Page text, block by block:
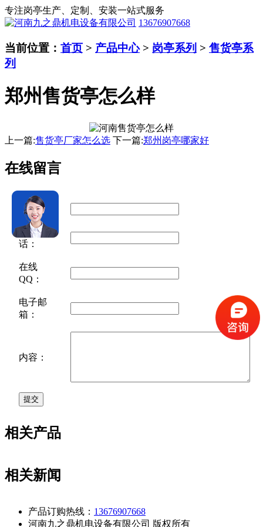
专注岗亭生产、定制、安装一站式服务
13676907668
当前位置： 首页 > 产品中心> 岗亭系列 > 售货亭系
列
郑州售货亭怎么样
上一篇:售货亭厂家怎么选 下一篇:郑州岗亭哪家好
在线留言
用户名：
联系电
话：
在线
QQ：
电子邮
箱：
内容：
相关产品
相关新闻
产品订购热线： 13676907668
河南九之鼎机电设备有限公司 版权所有